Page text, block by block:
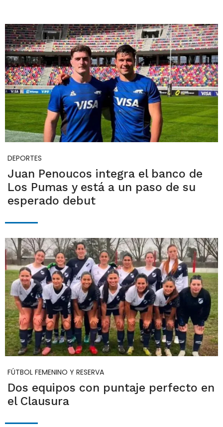
DEPORTES
Juan Penoucos integra el banco de
Los Pumas y está a un paso de su
esperado debut
FÚTBOL FEMENINO Y RESERVA
Dos equipos con puntaje perfecto en
el Clausura